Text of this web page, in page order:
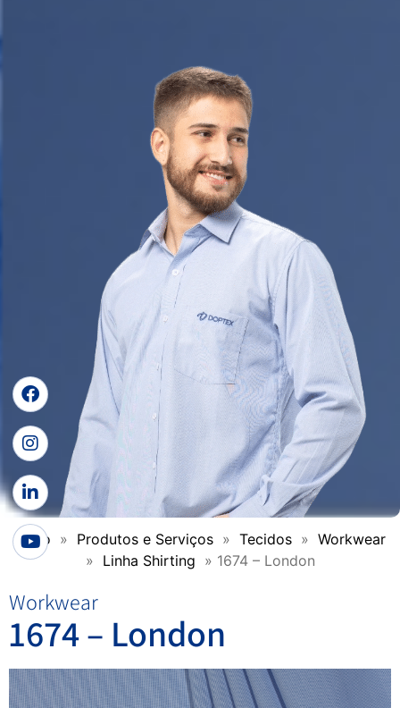
Início » Produtos e Serviços » Tecidos » Workwear
» Linha Shirting » 1674 – London
Workwear
1674 – London